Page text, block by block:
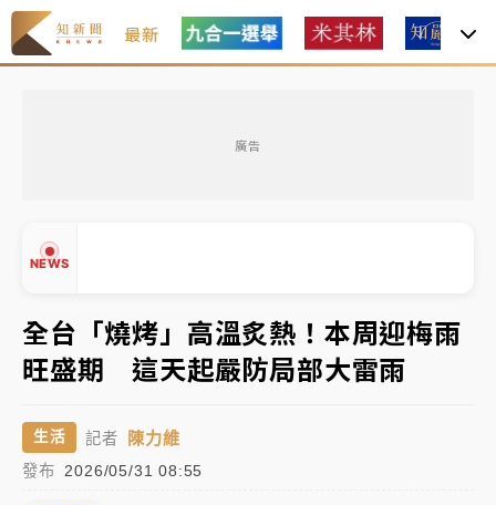
最新
廣告
NEWS
中信慈善基金會想增加董事人數！辜仲諒向法院聲請遭
駁 理由曝光
故宮《龍藏經》特展第2檔！今線上預約開賣一度塞車
周六起展出延長至晚上7時
台東農業處長涉圖利渡假村！東檢抗告成功 今重開羈
父親節泡湯了！中颱白海豚雨彈轟3天 「紅到發紫」降
雨熱區曝
全台「燒烤」高溫炙熱！本周迎梅雨
旺盛期 這天起嚴防局部大雷雨
生活 記者 陳力維
發布 2026/05/31 08:55